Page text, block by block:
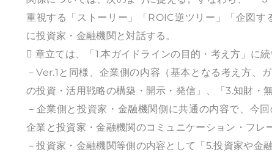
重視する「ストーリー」「ROIC逆ツリー」「企図
に投資家・金融機関と対話する。
 章立ては、「1.本ガイドラインの目的・考え方」に
－Ver.1と同様、企業側の内容（基本となる考え方、
の投資・活用戦略の構築・開示・発信」、「3.知財・
－企業側と投資家・金融機関側に共通の内容で、今
企業と投資家・金融機関のコミュニケーション・フレ
－投資家・金融機関等側の内容として「5.投資家や金